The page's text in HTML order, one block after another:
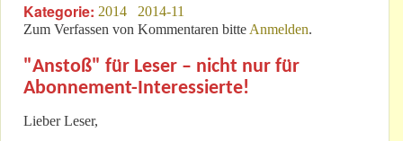
Kategorie: 2014
2014-11
Zum Verfassen von Kommentaren bitte Anmelden.
"Anstoß" für Leser – nicht nur für
Abonnement-Interessierte!
Lieber Leser,